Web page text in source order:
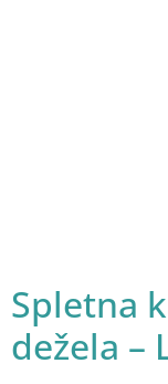
Spletna
dežela –